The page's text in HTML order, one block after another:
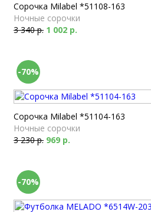
Сорочка Milabel *51108-163
Ночные сорочки
3 340 р. 1 002 р.
-70%
Сорочка Milabel *51104-163
Ночные сорочки
3 230 р. 969 р.
-70%